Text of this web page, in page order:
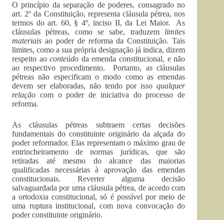
O princípio da separação de poderes, consagrado no
art. 2º da Constituição, representa cláusula pétrea, nos
termos do art. 60, § 4º, inciso II, da Lei Maior. As
cláusulas pétreas, como se sabe, traduzem limites
materiais ao poder de reforma da Constituição. Tais
limites, como a sua própria designação já indica, dizem
respeito aoconteúdo da emenda constitucional, e não
ao respectivo procedimento. Portanto, as cláusulas
pétreas não especificam o modo como as emendas
devem ser elaboradas, não tendo por issoqualquer
relação com o poder de iniciativa do processo de
reforma.
As cláusulas pétreas subtraem certas decisões
fundamentais do constituinte originário da alçada do
poder reformador. Elas representam o máximo grau de
entrincheiramento de normas jurídicas, que são
retiradas até mesmo do alcance das maiorias
qualificadas necessárias à aprovação das emendas
constitucionais. Reverter alguma decisão
salvaguardada por uma cláusula pétrea, de acordo com
a ortodoxia constitucional, só é possível por meio de
uma ruptura institucional, com nova convocação do
poder constituinte originário.